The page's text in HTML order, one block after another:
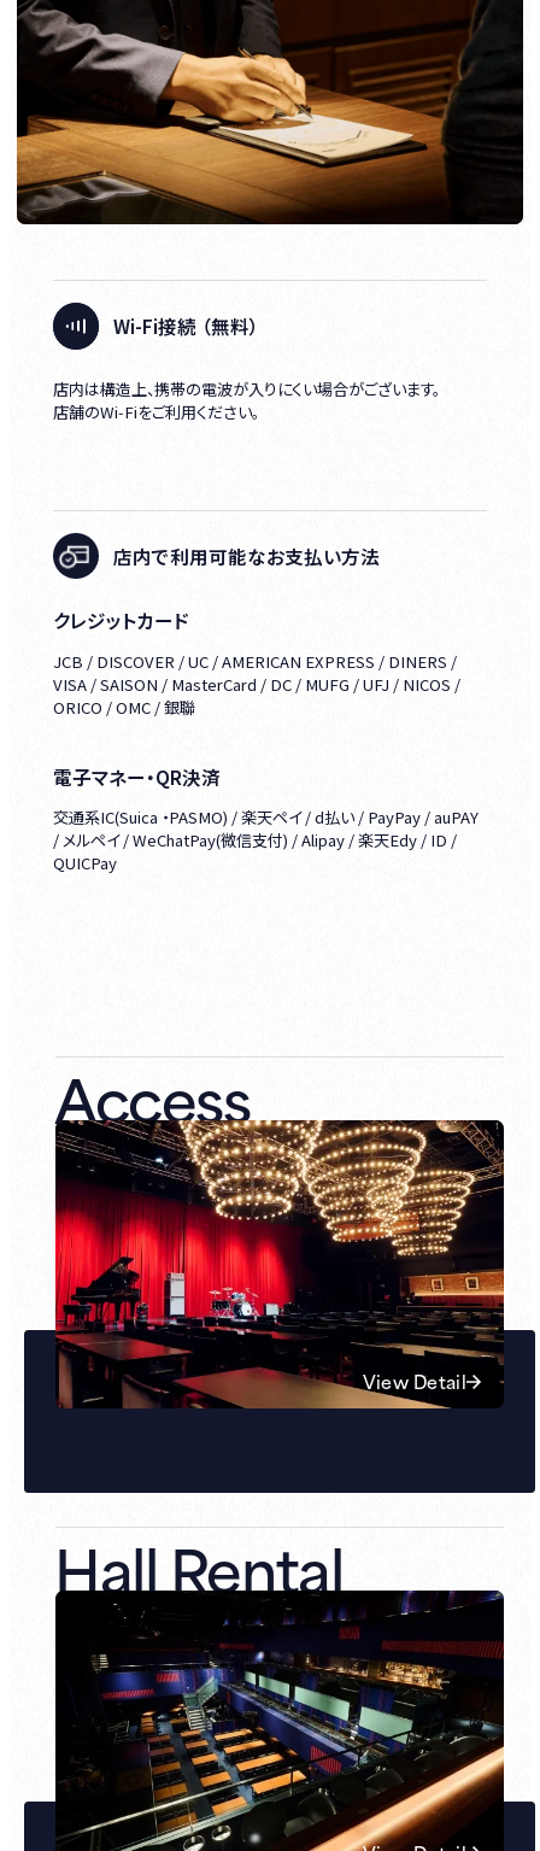
Wi-Fi接続 （無料）
店内は構造上、携帯の電波が入りにくい場合がございます。
店舗のWi‑Fiをご利用ください。
店内で利用可能なお支払い方法
クレジットカード
JCB / DISCOVER / UC / AMERICAN EXPRESS / DINERS /
VISA / SAISON / MasterCard / DC / MUFG / UFJ / NICOS /
ORICO / OMC / 銀聯
電子マネー・QR決済
交通系IC(Suica ・PASMO) / 楽天ペイ / d払い / PayPay / auPAY
/ メルペイ / WeChatPay(微信支付) / Alipay / 楽天Edy / ID /
QUICPay
Access
View Detail
Hall Rental